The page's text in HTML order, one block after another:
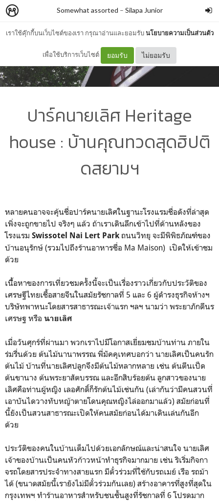
เราใช้คุ๊กกี้บนเว็บไซต์ของเรา กรุณาอ่านและยอมรับนโยบายความเป็นส่วนตัว
เพื่อใช้บริการเว็บไซต์ ยอมรับ ไม่ยอมรับ
Somewhat assorted – Silapa Junior
ปาร์คนายเลิศ Heritage
house : บ้านคุณทวดสุดฮิปติ
ดสยามฯ
หลายคนอาจจะคุ้นชื่อปาร์คนายเลิศในฐานะโรงแรมชื่อดังที่ล่าสุด
เพิ่งจะถูกขายไป จริงๆ แล้ว ถ้าเราเดินลึกเข้าไปที่ด้านหลังของ
โรงแรม Swissotel Nai Lert Park ถนนวิทยุ จะมีพิพิธภัณฑ์ของ
บ้านอนุรักษ์ (รวมไปถึงร้านอาหารชื่อ Ma Maison) เปิดให้เข้าชม
ด้วย
เนืื้อหาของการเที่ยวชมครั้งนี้จะเป็นเรื่องราวเกี่ยวกับประวัติของ
เศรษฐีไทยเชื้อสายจีนในสมัยรัชกาลที่ 5 และ 6 ผู้ดำรงธุรกิจห้างฯ
บริษัทพาหนะโดยสารสาธารณะเจ้าแรก ฯลฯ นามว่า พระยาภักดีนร
เศรษฐ หรือ นายเลิศ
เมื่อวันศุกร์ที่ผ่านมา พวกเราไปมีโอกาสเยี่ยมชมบ้านท่าน ภายใน
ร่มรื่นด้วย ต้นไม้นานาพรรณ พี่มัคคุเทศบอกว่า นายเลิศเป็นคนรัก
ต้นไม้ บ้านที่นายเลิศปลูกจึงมีต้นไม้หลากหลาย เช่น ต้นตีนเป็ด
ต้นขานาง ต้นพระยาสัตบรรณ และอีกสิบร้อยต้น ลูกสาวของนาย
เลิศคือท่านผู้หญิง เลอศักดิ์ก็รักต้นไม้เช่นกัน (เล่ากันว่ามีคนสวนที่
เอาบันไดวางทับหญ้าตายโดนคุณหญิงไล่ออกมาแล้ว) สมัยก่อนที่
นี้ยังเป็นสวนสาธารณะเปิดให้คนสมัยก่อนได้มาเดินเล่นกันอีก
ด้วย
ประวัติของคนในบ้านเต็มไปด้วยเอกลักษณ์และน่าสนใจ นายเลิศ
เจ้าของบ้านเป็นคนหัวก้าวหน้าทำธุรกิจมากมาย เช่น ริเริ่มกิจกา
จรถโดยสารประจำทางสายแรก มีตั๋วร่วมที่ใช้กับรถเมย์ เรือ รถม้า
ได้ (ขนาดสมัยนี้เรายังไม่มีตั๋วร่วมกันเลย) สร้างอาคารที่สูงที่สุดใน
กรุงเทพฯ ทำร้านอาหารสำหรับชนชั้นสูงที่รัชกาลที่ 6 โปรดมาก